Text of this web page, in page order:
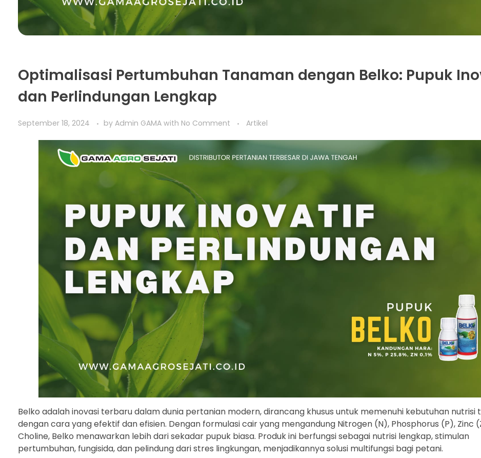
Optimalisasi Pertumbuhan Tanaman dengan Belko: Pupuk
dan Perlindungan Lengkap
September 18, 2024 by Admin GAMA with No Comment Artikel
Belko adalah inovasi terbaru dalam dunia pertanian modern, dirancang khusus untuk memenuhi kebutuhan nutrisi
dengan cara yang efektif dan efisien. Dengan formulasi cair yang mengandung Nitrogen (N), Phosphorus (P), Zinc
Choline, Belko menawarkan lebih dari sekadar pupuk biasa. Produk ini berfungsi sebagai nutrisi lengkap, stimulan
pertumbuhan, fungisida, dan pelindung dari stres lingkungan, menjadikannya solusi multifungsi bagi petani.